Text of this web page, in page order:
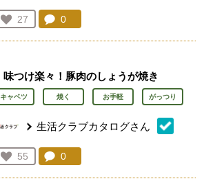
お気に入り登録：
27
人が登録
コメント：
0
味つけ楽々！豚肉のしょうが焼き
キャベツ 焼く お手軽 がっつり
生活クラブカタログさん
お気に入り登録：
55
人が登録
コメント：
0